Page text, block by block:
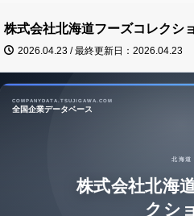
株式会社北海道フーズコレクシ
2026.04.23 / 最終更新日：2026.04.23